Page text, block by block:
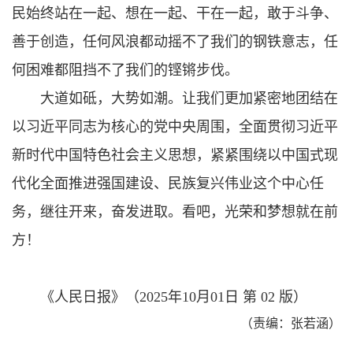
民始终站在一起、想在一起、干在一起，敢于斗争、
善于创造，任何风浪都动摇不了我们的钢铁意志，任
何困难都阻挡不了我们的铿锵步伐。
大道如砥，大势如潮。让我们更加紧密地团结在
以习近平同志为核心的党中央周围，全面贯彻习近平
新时代中国特色社会主义思想，紧紧围绕以中国式现
代化全面推进强国建设、民族复兴伟业这个中心任
务，继往开来，奋发进取。看吧，光荣和梦想就在前
方！
《人民日报》（2025年10月01日 第 02 版）
（责编：张若涵）